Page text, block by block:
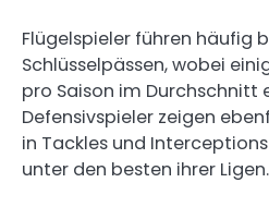
Flügelspieler führen häufig
Schlüsselpässen, wobei
pro Saison im Durchschnitt
Defensivspieler zeigen
in Tackles und
unter den besten ihrer Ligen.